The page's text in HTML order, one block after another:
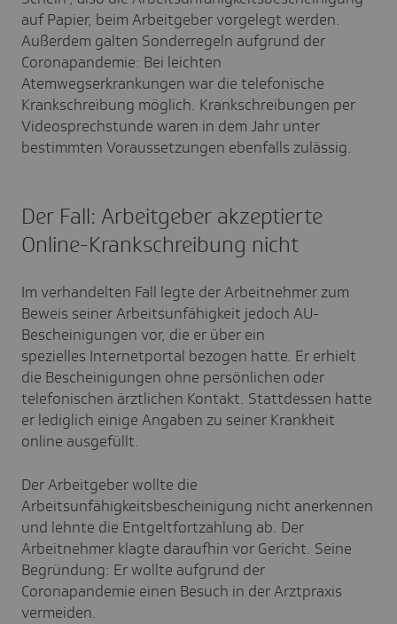
auf Papier, beim Arbeitgeber vorgelegt werden.
Außerdem galten Sonderregeln aufgrund der
Coronapandemie: Bei leichten
Atemwegserkrankungen war die telefonische
Krankschreibung möglich. Krankschreibungen per
Videosprechstunde waren in dem Jahr unter
bestimmten Voraussetzungen ebenfalls zulässig.
Der Fall: Arbeitgeber akzeptierte
Online-Krankschreibung nicht
Im verhandelten Fall legte der Arbeitnehmer zum
Beweis seiner Arbeitsunfähigkeit jedoch AU-
Bescheinigungen vor, die er über ein
spezielles Internetportal bezogen hatte. Er erhielt
die Bescheinigungen ohne persönlichen oder
telefonischen ärztlichen Kontakt. Stattdessen hatte
er lediglich einige Angaben zu seiner Krankheit
online ausgefüllt.
Der Arbeitgeber wollte die
Arbeitsunfähigkeitsbescheinigung nicht anerkennen
und lehnte die Entgeltfortzahlung ab. Der
Arbeitnehmer klagte daraufhin vor Gericht. Seine
Begründung: Er wollte aufgrund der
Coronapandemie einen Besuch in der Arztpraxis
vermeiden.